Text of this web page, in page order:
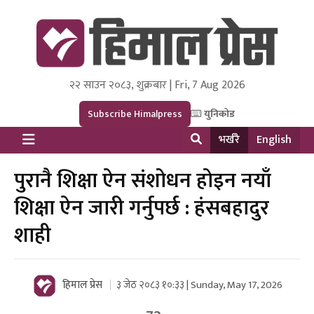
Himal Press
Dot NewsyNepal Media and Research Pvt Ltd.
२२ साउन २०८३, शुक्रबार | Fri, 7 Aug 2026
Subscribe Himalpress युनिकोड
भर्खरै English
पुरानै शिक्षा ऐन संशोधन होइन नयाँ
शिक्षा ऐन जारी गर्नुपर्छ : हंसबहादुर
शाही
हिमाल प्रेस ३ जेठ २०८३ १०:३३ | Sunday, May 17, 2026